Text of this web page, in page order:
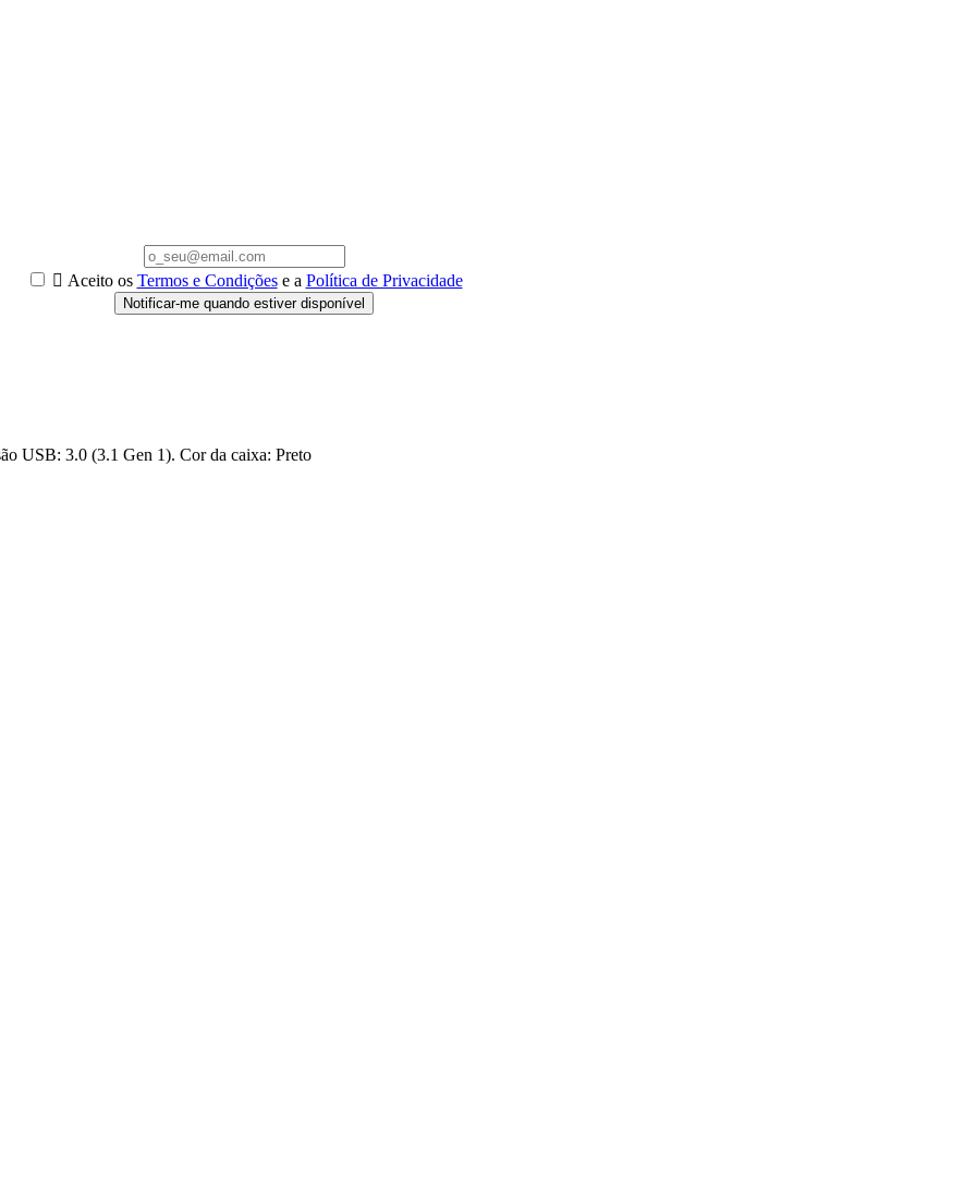
 Aceito os Termos e Condiçõese a Política de Privacidade
Notificar-me quando estiver disponível
USB: 3.0 (3.1 Gen 1). Cor da caixa: Preto